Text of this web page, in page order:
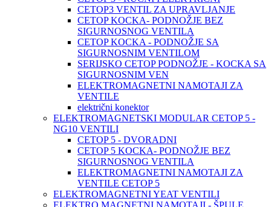
CETOP3 VENTIL ZA UPRAVLJANJE
CETOP KOCKA- PODNOŽJE BEZ
SIGURNOSNOG VENTILA
CETOP KOCKA - PODNOŽJE SA
SIGURNOSNIM VENTILOM
SERIJSKO CETOP PODNOŽJE - KOCKA SA
SIGURNOSNIM VEN
ELEKTROMAGNETNI NAMOTAJI ZA
VENTILE
električni konektor
ELEKTROMAGNETSKI MODULAR CETOP 5 -
NG10 VENTILI
CETOP 5 - DVORADNI
CETOP 5 KOCKA- PODNOŽJE BEZ
SIGURNOSNOG VENTILA
ELEKTROMAGNETNI NAMOTAJI ZA
VENTILE CETOP 5
ELEKTROMAGNETNI YEAT VENTILI
ELEKTRO MAGNETNI NAMOTAJI - ŠPULE